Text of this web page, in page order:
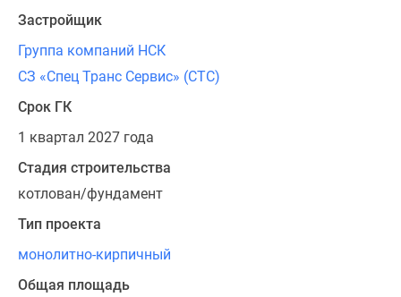
Застройщик
Группа компаний НСК
СЗ «Спец Транс Сервис» (СТС)
Срок ГК
1 квартал 2027 года
Стадия строительства
котлован/фундамент
Тип проекта
монолитно-кирпичный
Общая площадь